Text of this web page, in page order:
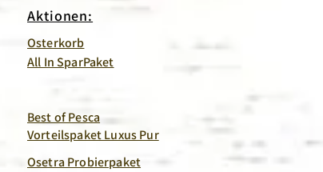
Aktionen:
Osterkorb
All In SparPaket
Best of Pesca
Vorteilspaket Luxus Pur
Osetra Probierpaket